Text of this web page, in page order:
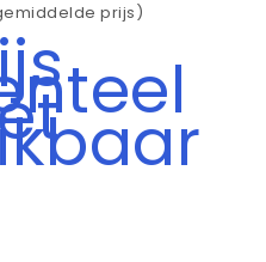
prijs)